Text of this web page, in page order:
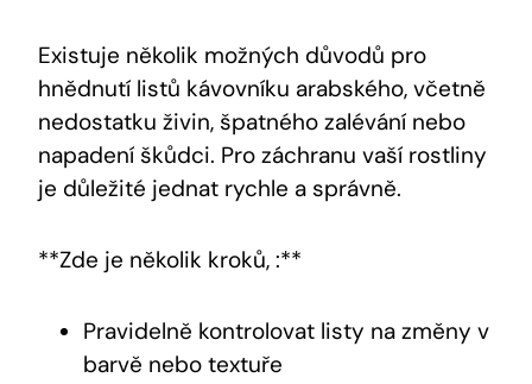
Existuje několik možných důvodů pro
hnědnutí listů kávovníku arabského, včetně
nedostatku živin, špatného zalévání nebo
napadení škůdci. Pro záchranu vaší rostliny
je důležité jednat rychle a správně.
**Zde je několik kroků, :**
Pravidelně kontrolovat listy na změny v
barvě nebo textuře